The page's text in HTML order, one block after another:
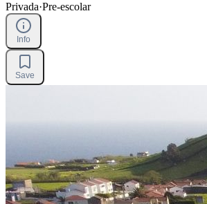
Privada·Pre-escolar
Info
Save